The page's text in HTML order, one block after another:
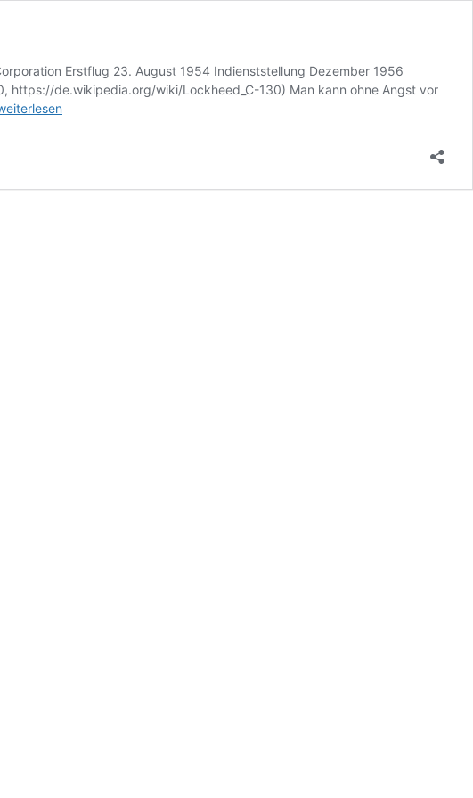
Erstflug 23. August 1954 Indienststellung Dezember 1956
https://de.wikipedia.org/wiki/Lockheed_C-130) Man kann ohne Angst vor